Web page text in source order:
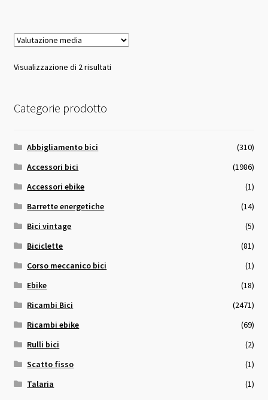
Visualizzazione di 2 risultatiValutazione
Categorie prodotto
Abbigliamento bici
(310)
Accessori bici
(1986)
Accessori ebike
(1)
Barrette energetiche
(14)
Bici vintage
(5)
Biciclette
(81)
Corso meccanico bici
(1)
Ebike
(18)
Ricambi Bici
(2471)
Ricambi ebike
(69)
Rulli bici
(2)
Scatto fisso
(1)
Talaria
(1)